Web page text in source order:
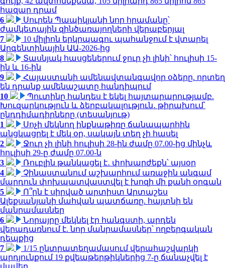
հազար դրամ
6
Սուրեն Պապիկյանի նոր հրամանը՝
ժամկետային զինծառայողների վերաբերյալ
7
10 միլիոն երկրպագու պահանջում է վտարել
Արգենտինային ԱԱ-2026-ից
8
Տասնյակ հասցեներում ջուր չի լինի՝ հուլիսի 15-
ին և 16-ին
9
Հայաստանի ամենավտանգավոր օձերը. որտեղ
են դրանք ամենաշատը հանդիպում
10
Պուտինը հանդես է եկել հայտարարությամբ.
Խուզարկություն և ձերբակալություն․ թիրախում՝
ընդդիմադիրները (տեսանյութ)
1
Սոչի մեկնող ինքնաթիռը ճանապարհին
անցկացրել է մեկ օր, սակայն տեղ չի հասել
2
Ջուր չի լինի հուլիսի 28-ին ժամը 07.00-ից մինչև
հուլիսի 29-ը ժամը 07.00-ն
3
Ռուբլին թանկացել է․ փոխարժեքն՝ այսօր
4
Չինաստանում աշխարհում առաջին անգամ
մարդուն փոխպատվաստվել է խոզի մի քանի օրգան
5
Ո՞րն է սիրված արտիստ Արտաշես
Ալեքսանյանի մահվան պատճառը. հայտնի են
մանրամասներ
6
Նորայրը մեկնել էր հանգստի, արդեն
վերադառնում է. նոր մանրամասներ՝ ողբերգական
դեպքից
7
1/15 ընտրատեղամասում վերահաշվարկի
արդյունքում 19 քվեաթերթիկներից 7-ը ճանաչվել է
վավեր